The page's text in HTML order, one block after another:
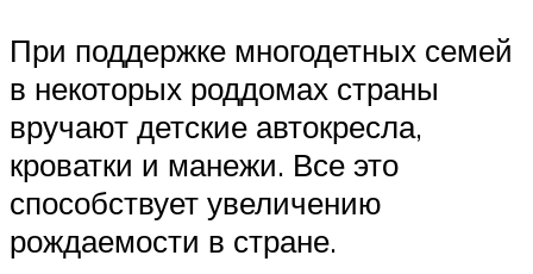
При поддержке многодетных семей
в некоторых роддомах страны
вручают детские автокресла,
кроватки и манежи. Все это
способствует увеличению
рождаемости в стране.